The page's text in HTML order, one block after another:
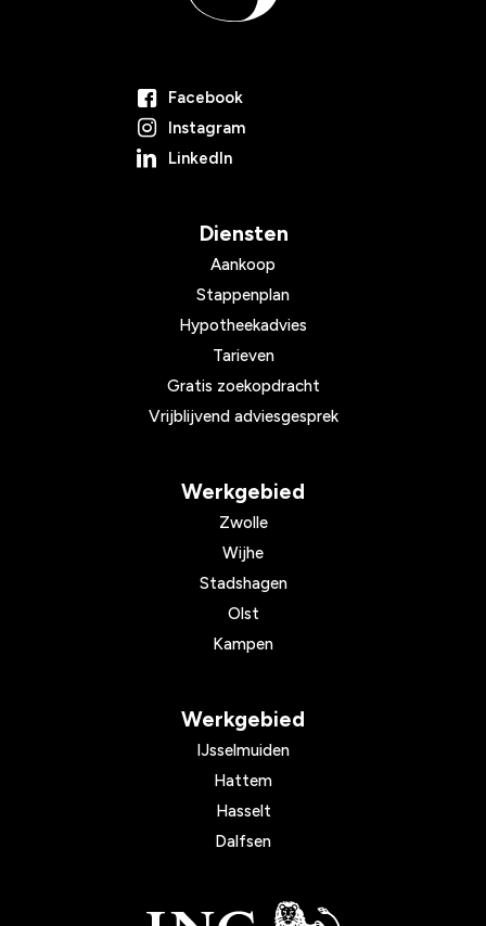
Facebook
Instagram
LinkedIn
Diensten
Aankoop
Stappenplan
Hypotheekadvies
Tarieven
Gratis zoekopdracht
Vrijblijvend adviesgesprek
Werkgebied
Zwolle
Wijhe
Stadshagen
Olst
Kampen
Werkgebied
IJsselmuiden
Hattem
Hasselt
Dalfsen